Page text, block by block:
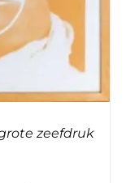
grote zeefdruk